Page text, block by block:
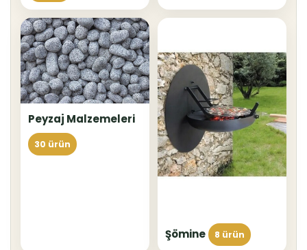
Peyzaj Malzemeleri
30 ürün
Şömine 8 ürün